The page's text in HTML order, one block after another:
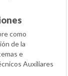
como
de la
e
Auxiliares